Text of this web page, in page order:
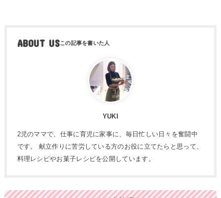
ABOUT US
YUKI
2児のママで、仕事に育児に家事に、毎日忙しい日々を奮闘中
です。 献立作りに苦労している方のお役に立てたらと思って、
料理レシピやお菓子レシピを公開しています。